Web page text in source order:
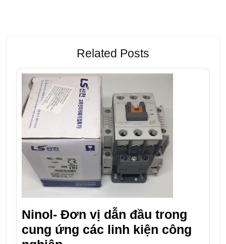
Related Posts
Ninol- Đơn vị dẫn đầu trong
cung ứng các linh kiện công